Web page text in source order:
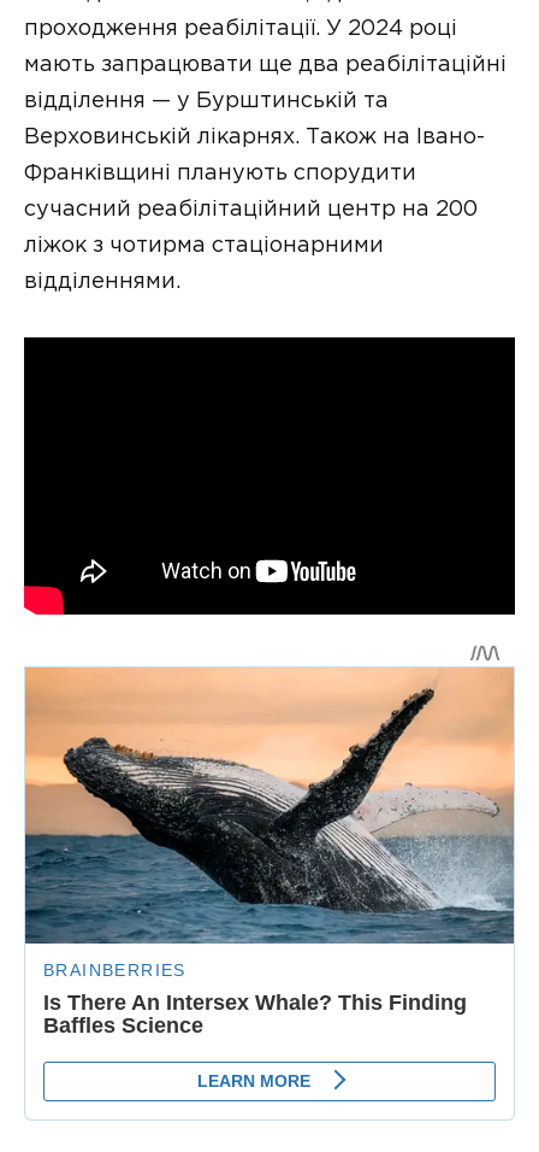
проходження реабілітації. У 2024 році
мають запрацювати ще два реабілітаційні
відділення — у Бурштинській та
Верховинській лікарнях. Також на Івано-
Франківщині планують спорудити
сучасний реабілітаційний центр на 200
ліжок з чотирма стаціонарними
відділеннями.